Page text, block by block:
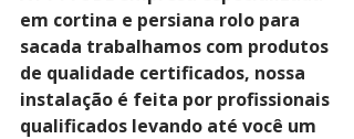
em cortina e persiana rolo para
sacada trabalhamos com produtos
de qualidade certificados, nossa
instalação é feita por profissionais
qualificados levando até você um